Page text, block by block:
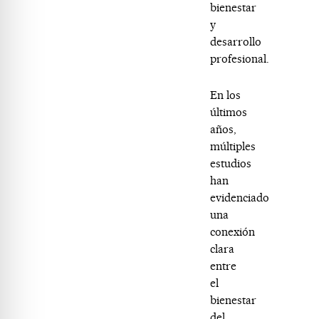
bienestar
y
desarrollo
profesional.
En los
últimos
años,
múltiples
estudios
han
evidenciado
una
conexión
clara
entre
el
bienestar